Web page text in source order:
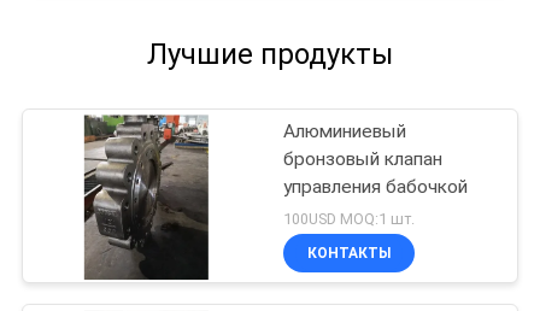
Лучшие продукты
Алюминиевый
бронзовый клапан
управления бабочкой
100USD MOQ:1 шт.
КОНТАКТЫ